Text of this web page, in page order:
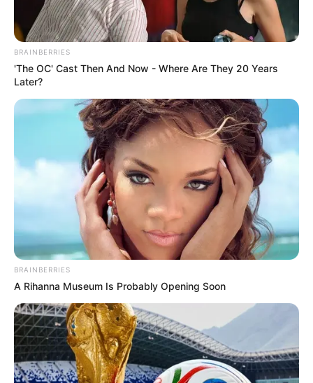
“Todo pasó en un abrir y cerrar de
ojos, el momento exacto en que los
especialistas realizaron la primera
revisión de rutina en la sala de
operaciones nos congeló la sangre
de la pura intriga a todos los
presentes. Ver la fuerza vital de la
madre a sus 58 años y notar las
características únicas de los
pequeños te deja con una
impotencia emocional que
desgarra el alma por completo de
BRAINBERRIES
'The OC' Cast Then And Now - Where Are They 20 Years
Later?
BRAINBERRIES
A Rihanna Museum Is Probably Opening Soon